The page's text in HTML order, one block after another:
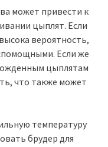
может привести к
цыплят. Если
вероятность,
Если же
цыплятам
что также может
температуру
брудер для